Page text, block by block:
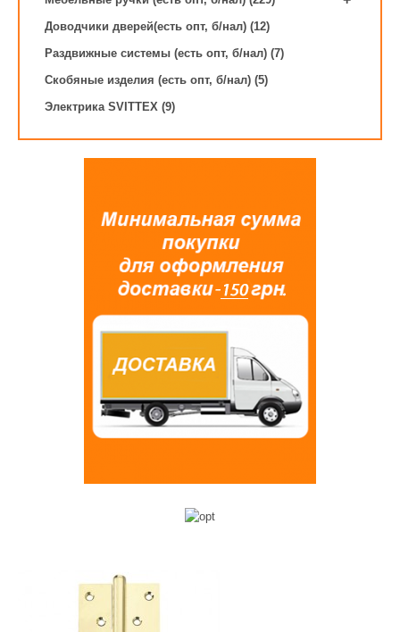
Доводчики дверей(есть опт, б/нал) (12)
Раздвижные системы (есть опт, б/нал) (7)
Скобяные изделия (есть опт, б/нал) (5)
Электрика SVITTEX (9)